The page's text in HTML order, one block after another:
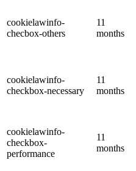
cookielawinfo-
checbox-others
11
months
cookielawinfo-
checkbox-necessary
11
months
cookielawinfo-
checkbox-
performance
11
months